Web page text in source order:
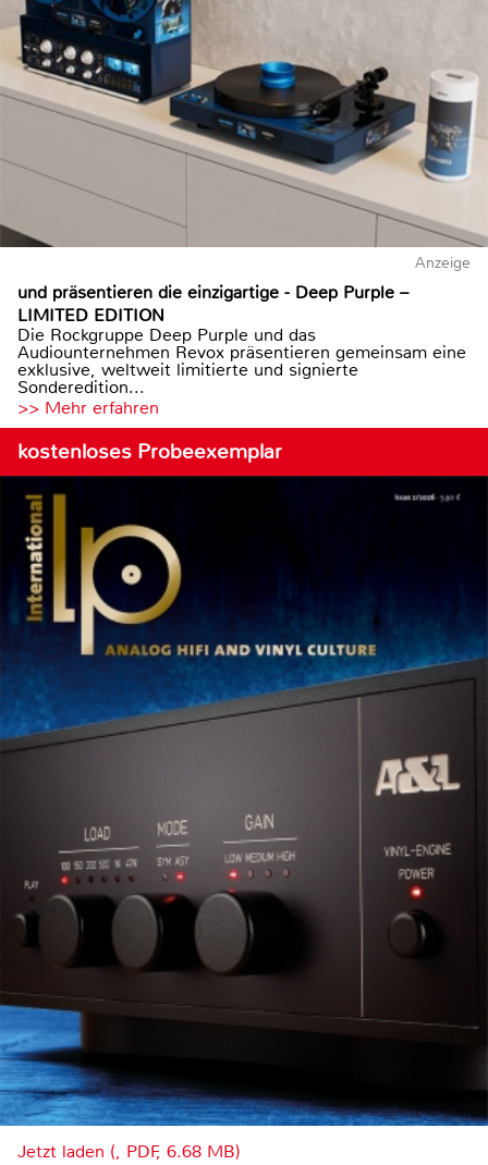
Anzeige
und präsentieren die einzigartige - Deep Purple –
LIMITED EDITION
Die Rockgruppe Deep Purple und das
Audiounternehmen Revox präsentieren gemeinsam eine
exklusive, weltweit limitierte und signierte
Sonderedition...
>> Mehr erfahren
kostenloses Probeexemplar
Jetzt laden (, PDF, 6.68 MB)